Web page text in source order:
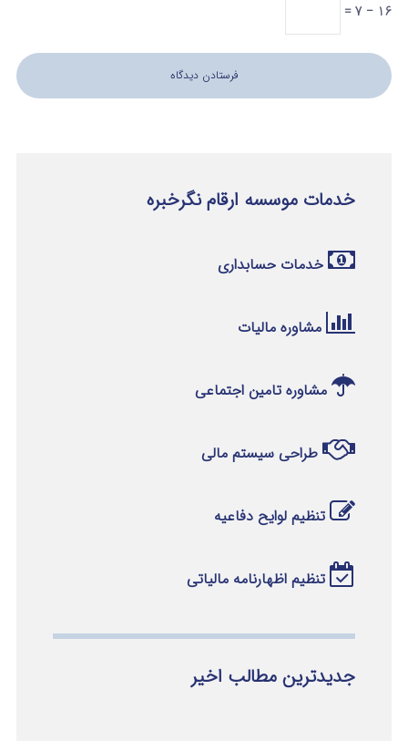
16 − 7 =
خدمات موسسه ارقام نگرخبره
خدمات حسابداری
مشاوره مالیات
مشاوره تامین اجتماعی
طراحی سیستم مالی
تنظیم لوایح دفاعیه
تنظیم اظهارنامه مالیاتی
جدیدترین مطالب اخیر